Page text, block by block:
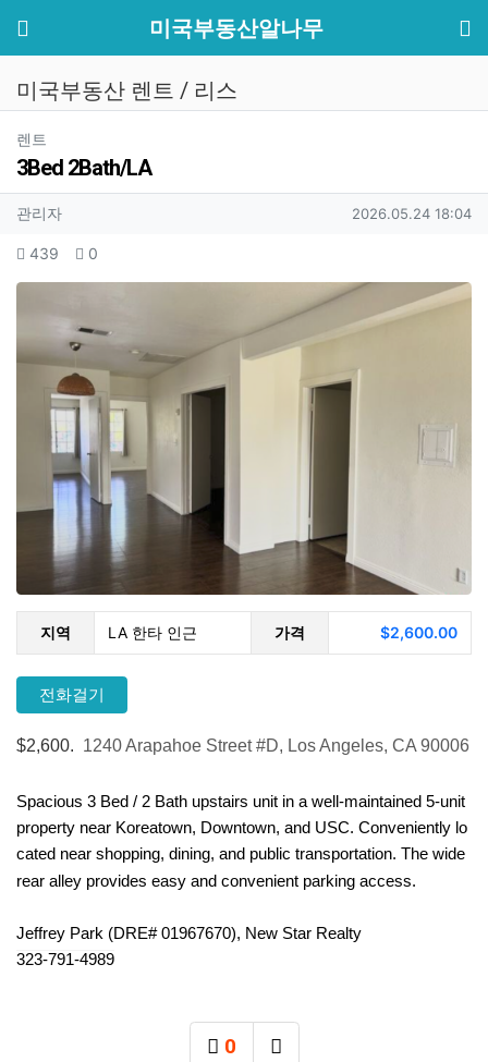
미국부동산알나무
미국부동산 렌트 / 리스
렌트
3Bed 2Bath/LA
작성자 정보
관리자작성 작성일
2026.05.24 18:04
컨텐츠 정보
439 조회 0
지역 LA 한타 인근 가격 $2,600.00
전화걸기
$2,600. 1240 Arapahoe Street #D, Los Angeles, CA 90006
Spacious 3 Bed / 2 Bath upstairs unit in a well-maintained 5-unit
property near Koreatown, Downtown, and USC. Conveniently lo
cated near shopping, dining, and public transportation. The wide
rear alley provides easy and convenient parking access.
Jeffrey Park (DRE# 01967670), New Star Realty
323-791-4989
0